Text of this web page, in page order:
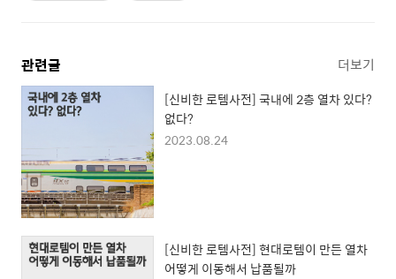
관련글 더보기
[신비한 로템사전] 국내에 2층 열차 있다?
없다?
2023.08.24
[신비한 로템사전] 현대로템이 만든 열차
어떻게 이동해서 납품될까